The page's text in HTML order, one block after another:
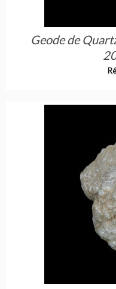
Geode de